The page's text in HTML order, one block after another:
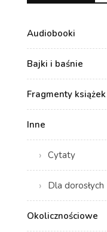
Audiobooki
Bajki i baśnie
Fragmenty książek
Inne
Cytaty
Dla dorosłych
Okolicznościowe